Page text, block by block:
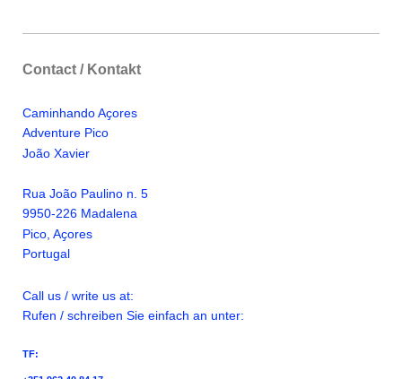
Contact / Kontakt
Caminhando Aҫores
Adventure Pico
João Xavier
Rua João Paulino n. 5
9950-226 Madalena
Pico, Aҫores
Portugal
Call us / write us at:
Rufen / schreiben Sie einfach an unter:
TF: